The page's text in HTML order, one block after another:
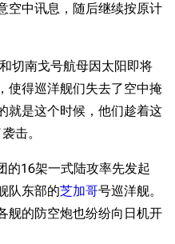
空中讯息，随后继续按原计
切南戈号航母因太阳即将
使得巡洋舰们失去了空中掩
就是这个时候，他们趁着这
击。
的16架一式陆攻率先发起
队东部的芝加哥号巡洋舰。
舰的防空炮也纷纷向日机开